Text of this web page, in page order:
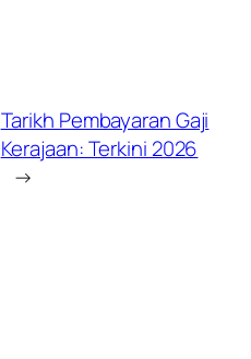
Tarikh Pembayaran Gaji
Kerajaan: Terkini 2026
→